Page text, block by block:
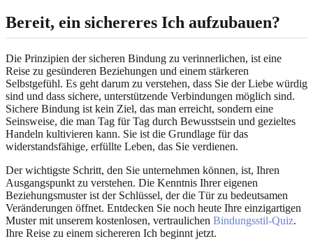
Bereit, ein sichereres Ich aufzubauen?
Die Prinzipien der sicheren Bindung zu verinnerlichen, ist eine
Reise zu gesünderen Beziehungen und einem stärkeren
Selbstgefühl. Es geht darum zu verstehen, dass Sie der Liebe würdig
sind und dass sichere, unterstützende Verbindungen möglich sind.
Sichere Bindung ist kein Ziel, das man erreicht, sondern eine
Seinsweise, die man Tag für Tag durch Bewusstsein und gezieltes
Handeln kultivieren kann. Sie ist die Grundlage für das
widerstandsfähige, erfüllte Leben, das Sie verdienen.
Der wichtigste Schritt, den Sie unternehmen können, ist, Ihren
Ausgangspunkt zu verstehen. Die Kenntnis Ihrer eigenen
Beziehungsmuster ist der Schlüssel, der die Tür zu bedeutsamen
Veränderungen öffnet. Entdecken Sie noch heute Ihre einzigartigen
Muster mit unserem kostenlosen, vertraulichen Bindungsstil-Quiz.
Ihre Reise zu einem sichereren Ich beginnt jetzt.